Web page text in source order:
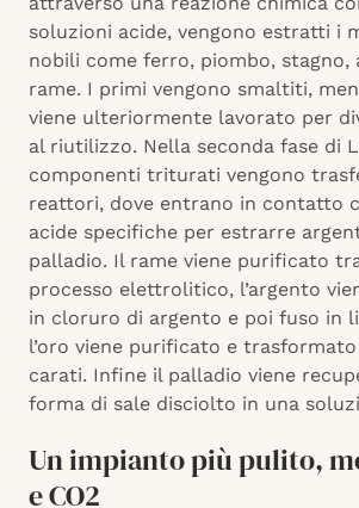
soluzioni acide, vengono estratti i
nobili come ferro, piombo, stagno,
rame. I primi vengono smaltiti,
viene ulteriormente lavorato per
al riutilizzo. Nella seconda fase di
componenti triturati vengono
reattori, dove entrano in contatto
acide specifiche per estrarre
palladio. Il rame viene purificato
processo elettrolitico, l’argento
in cloruro di argento e poi fuso in
l’oro viene purificato e
carati. Infine il palladio viene
forma di sale disciolto in una
Un impianto più pulito,
e CO2